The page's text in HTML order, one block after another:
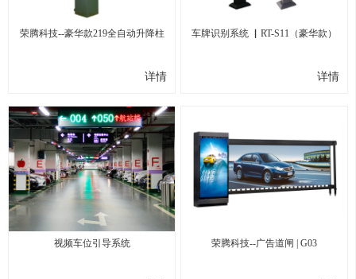
荣腾科技--豪华款219全自动升降柱
详情
车牌识别系统 ▏RT-S11（豪华款）
详情
视频车位引导系统 荣腾科技--广告道闸 | G03